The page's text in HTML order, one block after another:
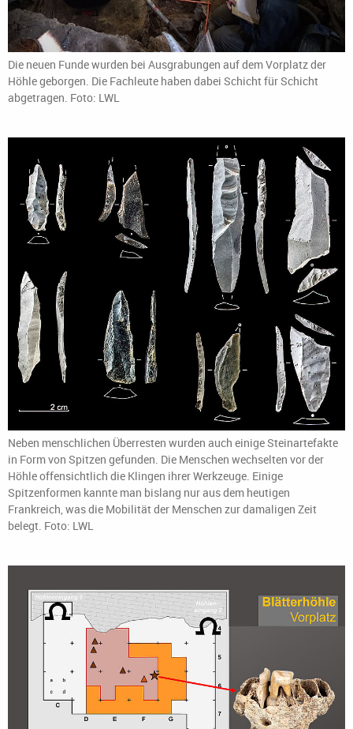
Die neuen Funde wurden bei Ausgrabungen auf dem Vorplatz der
Höhle geborgen. Die Fachleute haben dabei Schicht für Schicht
abgetragen. Foto: LWL
Neben menschlichen Überresten wurden auch einige Steinartefakte
in Form von Spitzen gefunden. Die Menschen wechselten vor der
Höhle offensichtlich die Klingen ihrer Werkzeuge. Einige
Spitzenformen kannte man bislang nur aus dem heutigen
Frankreich, was die Mobilität der Menschen zur damaligen Zeit
belegt. Foto: LWL